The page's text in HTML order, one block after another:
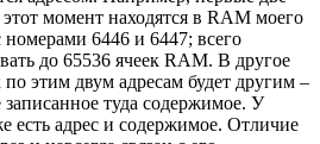
момент находятся в RAM моего
6446 и 6447; всего
до 65536 ячеек RAM. В другое
этим двум адресам будет другим –
записанное туда содержимое. У
есть адрес и содержимое. Отличие